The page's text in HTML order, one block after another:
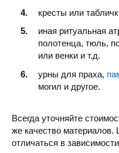
кресты или
иная ритуальная
полотенца, тюль,
или венки и т.д.
урны для праха,
могил и другое.
Всегда уточняйте
же качество материалов.
отличаться в